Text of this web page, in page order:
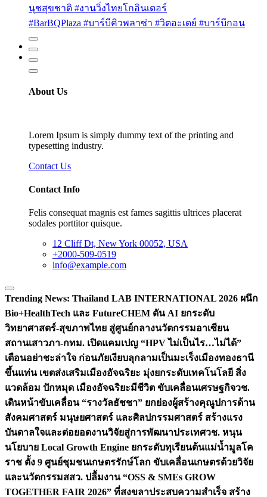
นุชสุขชาติ #งานวิ่งไทยโกอินเตอร์
#BarBQPlaza #บาร์บีคิวพลาซ่า #วิตอะเดย์ #บาร์บีกอน
About Us
Lorem Ipsum is simply dummy text of the printing and
typesetting industry.
Contact Us
Contact Info
Felis consequat magnis est fames sagittis ultrices placerat
sodales porttitor quisque.
12 Cliff Dt, New York 00052, USA
+2000-509-0519
info@example.com
Trending News: Thailand LAB INTERNATIONAL 2026 ผนึก
Bio+HealthTech และ FutureCHEM ดัน AI ยกระดับ
วิทยาศาสตร์-สุขภาพไทย สู่ศูนย์กลางนวัตกรรมอาเซียน
สถานเสาวภา-กทม. เปิดแคมเปญ “HPV ไม่เป็นไร…ไม่ได้”
เตือนอย่าชะล่าใจ ก่อนภัยเงียบลุกลามเป็นมะเร็งเมืองทองธานี
ขึ้นแท่น เขตส่งเสริมเมืองอัจฉริยะ มุ่งยกระดับเทคโนโลยี สิ่ง
แวดล้อม ปักหมุด เมืองอัจฉริยะมีชีวิต ขับเคลื่อนเศรษฐกิจวช.
เดินหน้าขับเคลื่อน “รางวัลธัชชา” ยกย่องผู้สร้างคุณูปการด้าน
สังคมศาสตร์ มนุษยศาสตร์ และศิลปกรรมศาสตร์ สร้างแรง
บันดาลใจและต่อยอดงานวิจัยสู่การพัฒนาประเทศวช. หนุน
นโยบาย Local Growth Engine ยกระดับทุเรียนต้นแม่น้ำมูลโค
ราช ตั้ง 9 ศูนย์ชุมชนเกษตรรักษ์โลก ขับเคลื่อนเกษตรด้วยวิจัย
และนวัตกรรมสสว. ปลื้มงาน “OSS & SMEs GROW
TOGETHER FAIR 2026” ที่สงขลาประสบความสำเร็จ สร้าง